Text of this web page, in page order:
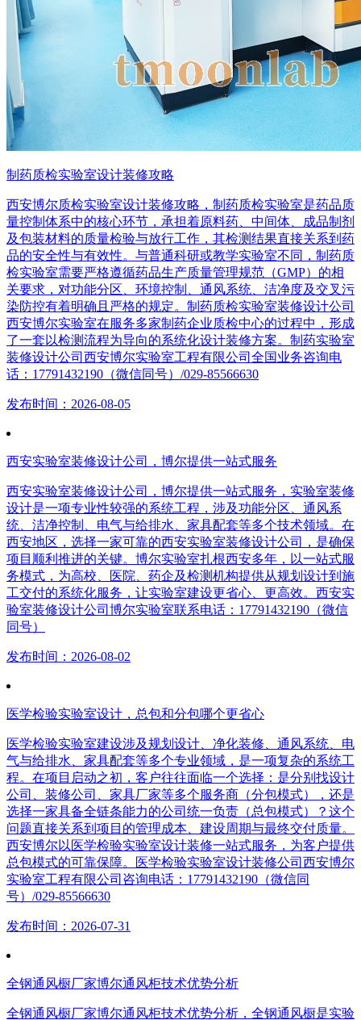
制药质检实验室设计装修攻略
西安博尔质检实验室设计装修攻略，制药质检实验室是药品质
量控制体系中的核心环节，承担着原料药、中间体、成品制剂
及包装材料的质量检验与放行工作，其检测结果直接关系到药
品的安全性与有效性。与普通科研或教学实验室不同，制药质
检实验室需要严格遵循药品生产质量管理规范（GMP）的相
关要求，对功能分区、环境控制、通风系统、洁净度及交叉污
染防控有着明确且严格的规定。制药质检实验室装修设计公司
西安博尔实验室在服务多家制药企业质检中心的过程中，形成
了一套以检测流程为导向的系统化设计装修方案。制药实验室
装修设计公司西安博尔实验室工程有限公司全国业务咨询电
话：17791432190（微信同号）/029-85566630
发布时间：2026-08-05
西安实验室装修设计公司，博尔提供一站式服务
西安实验室装修设计公司，博尔提供一站式服务，实验室装修
设计是一项专业性较强的系统工程，涉及功能分区、通风系
统、洁净控制、电气与给排水、家具配套等多个技术领域。在
西安地区，选择一家可靠的西安实验室装修设计公司，是确保
项目顺利推进的关键。博尔实验室扎根西安多年，以一站式服
务模式，为高校、医院、药企及检测机构提供从规划设计到施
工交付的系统化服务，让实验室建设更省心、更高效。西安实
验室装修设计公司博尔实验室联系电话：17791432190（微信
同号）
发布时间：2026-08-02
医学检验实验室设计，总包和分包哪个更省心
医学检验实验室建设涉及规划设计、净化装修、通风系统、电
气与给排水、家具配套等多个专业领域，是一项复杂的系统工
程。在项目启动之初，客户往往面临一个选择：是分别找设计
公司、装修公司、家具厂家等多个服务商（分包模式），还是
选择一家具备全链条能力的公司统一负责（总包模式）？这个
问题直接关系到项目的管理成本、建设周期与最终交付质量。
西安博尔以医学检验实验室设计装修一站式服务，为客户提供
总包模式的可靠保障。医学检验实验室设计装修公司西安博尔
实验室工程有限公司咨询电话：17791432190（微信同
号）/029-85566630
发布时间：2026-07-31
全钢通风橱厂家博尔通风柜技术优势分析
全钢通风橱厂家博尔通风柜技术优势分析，全钢通风橱是实验